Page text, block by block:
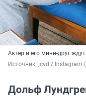
Актер и его мини-друг
Источник: jcvd / Instagram
Дольф